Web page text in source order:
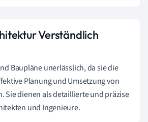
Verständlich
Baupläne unerlässlich, da sie die
Planung und Umsetzung von
Sie dienen als detaillierte und präzise
und Ingenieure.